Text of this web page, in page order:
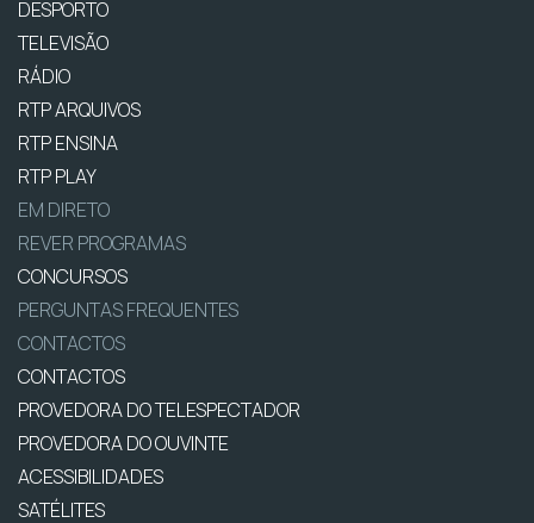
DESPORTO
TELEVISÃO
RÁDIO
RTP ARQUIVOS
RTP ENSINA
RTP PLAY
EM DIRETO
REVER PROGRAMAS
CONCURSOS
PERGUNTAS FREQUENTES
CONTACTOS
CONTACTOS
PROVEDORA DO TELESPECTADOR
PROVEDORA DO OUVINTE
ACESSIBILIDADES
SATÉLITES